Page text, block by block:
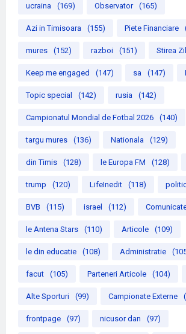
ucraina (169) Observator (165)
Azi in Timisoara (155) Piete Financiare
mures (152) razboi (151) Stirea
Keep me engaged (147) sa (147)
Topic special (142) rusia (142)
Campionatul Mondial de Fotbal 2026 (140)
targu mures (136) Nationala (129)
din Timis (128) le Europa FM (128)
trump (120) LifeInedit (118)
BVB (115) israel (112)
le Antena Stars (110) Articole (109)
le din educatie (108) Administratie
facut (105) Parteneri Articole (104)
Alte Sporturi (99) Campionate Externe
frontpage (97) nicusor dan (97)